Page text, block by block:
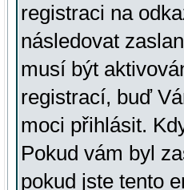
registraci na
následovat
musí být
registrací, buď
moci přihlásit.
Pokud vám byl
pokud jste tento